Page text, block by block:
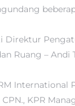
Direktur
Ruang – Andi
International
KPR